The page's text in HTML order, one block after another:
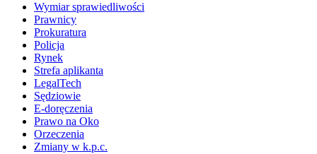
Wymiar sprawiedliwości
Prawnicy
Prokuratura
Policja
Rynek
Strefa aplikanta
LegalTech
Sędziowie
E-doręczenia
Prawo na Oko
Orzeczenia
Zmiany w k.p.c.